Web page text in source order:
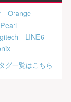
Orange
Pearl
LINE6
グ一覧はこちら